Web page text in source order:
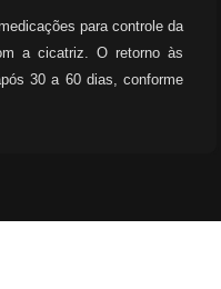
para controle da
a cicatriz. O retorno às
30 a 60 dias, conforme